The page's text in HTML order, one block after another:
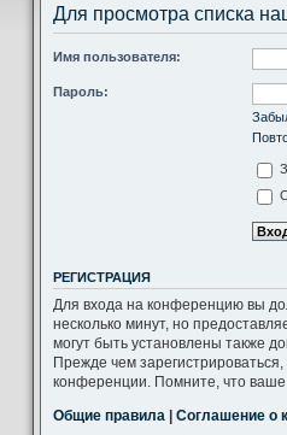
Для просмотра списка
Имя пользователя:
Пароль:
РЕГИСТРАЦИЯ
Для входа на конференцию вы
несколько минут, но
могут быть установлены также
Прежде чем
конференции. Помните, что ваше
Общие правила
Соглашение о